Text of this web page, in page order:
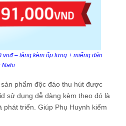
– tặng kèm ốp lưng + miếng dán
Nahi
phẩm độc đáo thu hút được
sử dụng dễ dàng kèm theo đó là
triển. Giúp Phụ Huynh kiểm